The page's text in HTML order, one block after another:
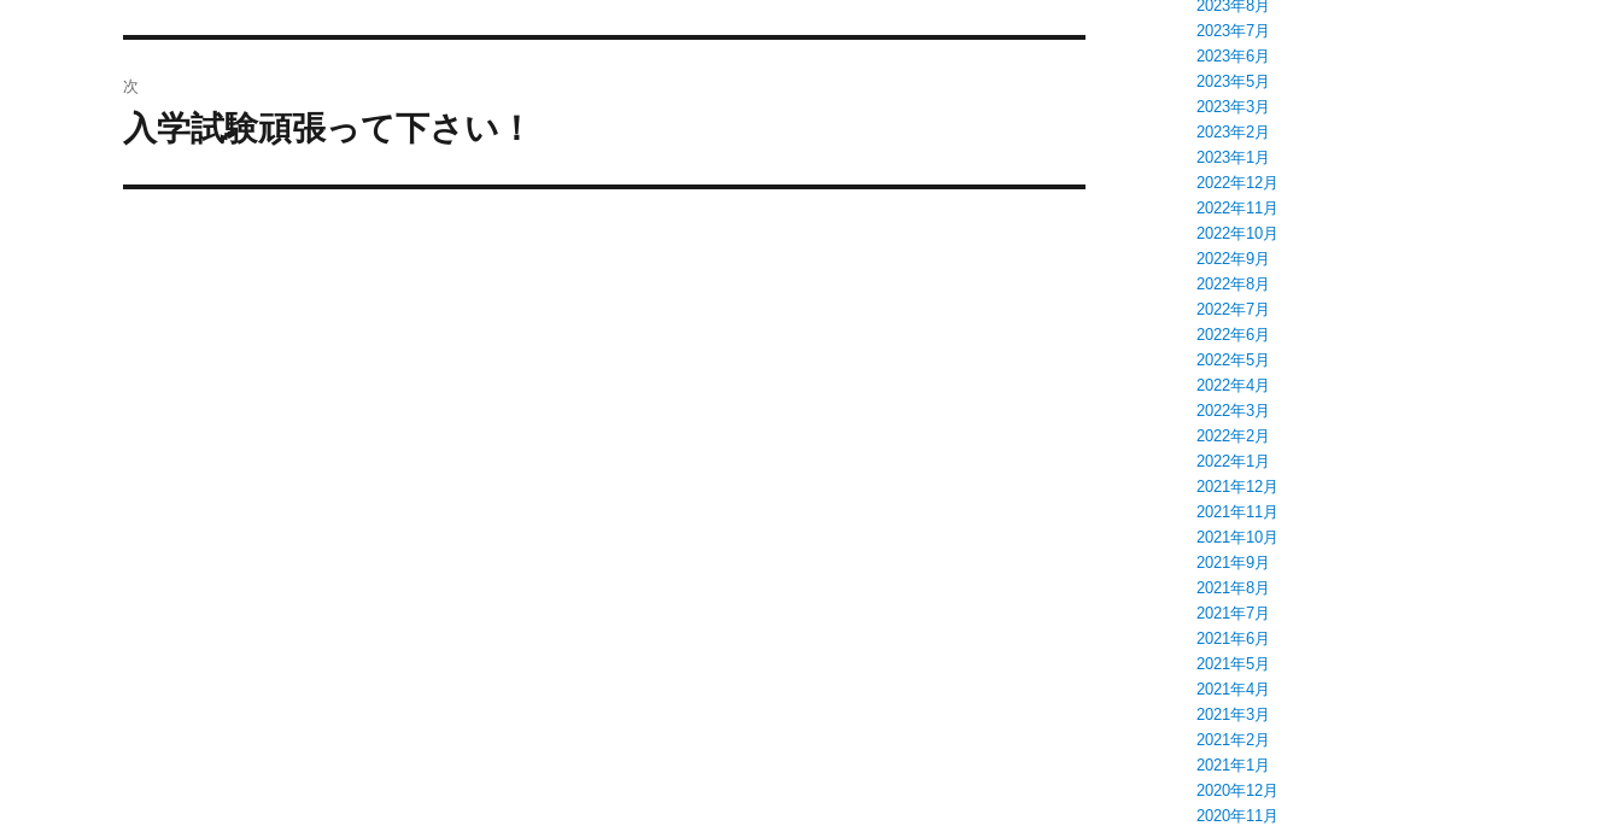
次
入学試験頑張って下さい！
2023年8月
2023年7月
2023年6月
2023年5月
2023年3月
2023年2月
2023年1月
2022年12月
2022年11月
2022年10月
2022年9月
2022年8月
2022年7月
2022年6月
2022年5月
2022年4月
2022年3月
2022年2月
2022年1月
2021年12月
2021年11月
2021年10月
2021年9月
2021年8月
2021年7月
2021年6月
2021年5月
2021年4月
2021年3月
2021年2月
2021年1月
2020年12月
2020年11月